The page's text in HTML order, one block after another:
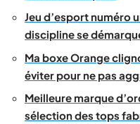
Jeu d’esport numéro
discipline se
Ma boxe Orange
éviter pour ne pas
Meilleure marque
sélection des tops